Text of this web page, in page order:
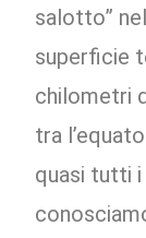
salotto”
superficie
chilometri
tra
quasi tutti